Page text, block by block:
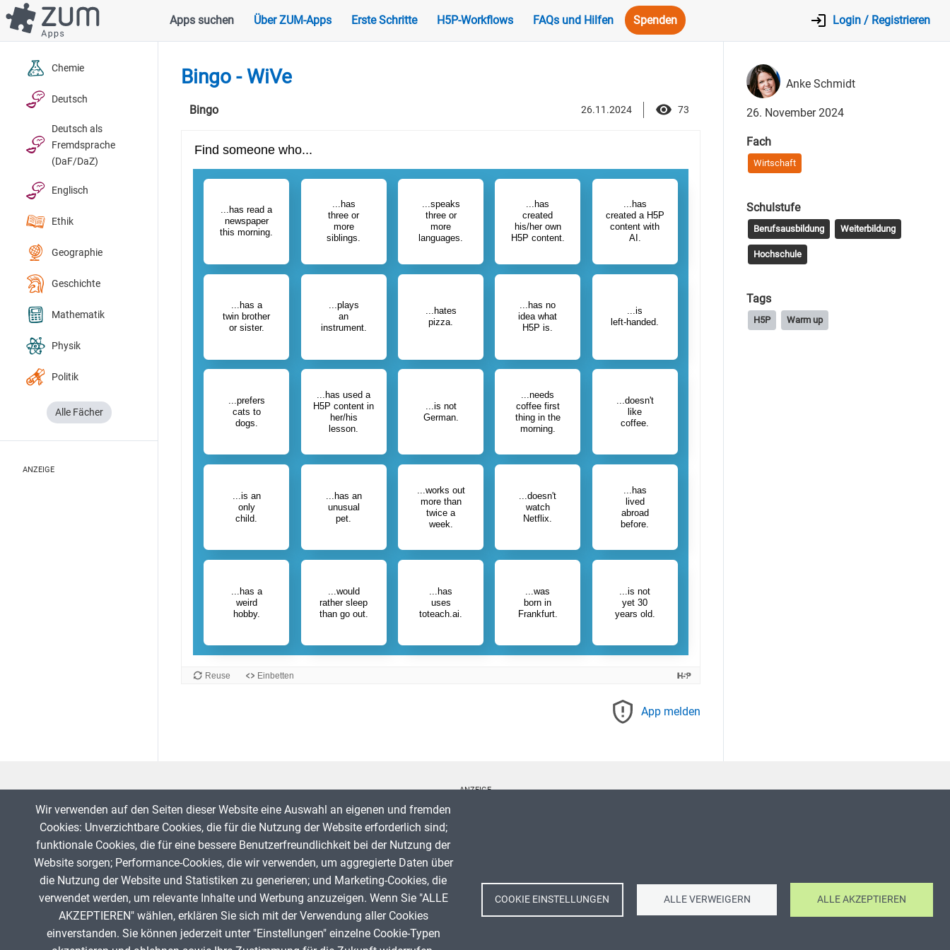
Direkt
zum
Inhalt
Hauptnavigation
Apps suchen Über ZUM-Apps Erste Schritte H5P-Workflows FAQs und Hilfen Spenden Login / Registrieren
Chemie
Deutsch
Deutsch als
Fremdsprache
(DaF/DaZ)
Englisch
Ethik
Geographie
Geschichte
Mathematik
Physik
Politik
Alle Fächer
ANZEIGE
Bingo - WiVe
Bingo 26.11.2024 73
App melden
Anke Schmidt
26. November 2024
Fach
Wirtschaft
Schulstufe
Berufsausbildung Weiterbildung
Hochschule
Tags
H5P Warm up
ANZEIGE
Fußzeile
Impressum
Datenschutz
Nutzungsbedingungen
Wir verwenden auf den Seiten dieser Website eine Auswahl an eigenen und fremden
Cookies: Unverzichtbare Cookies, die für die Nutzung der Website erforderlich sind;
funktionale Cookies, die für eine bessere Benutzerfreundlichkeit bei der Nutzung der
Website sorgen; Performance-Cookies, die wir verwenden, um aggregierte Daten über
die Nutzung der Website und Statistiken zu generieren; und Marketing-Cookies, die
verwendet werden, um relevante Inhalte und Werbung anzuzeigen. Wenn Sie "ALLE
AKZEPTIEREN" wählen, erklären Sie sich mit der Verwendung aller Cookies
einverstanden. Sie können jederzeit unter "Einstellungen" einzelne Cookie-Typen
COOKIE EINSTELLUNGEN ALLE VERWEIGERN ALLE AKZEPTIEREN